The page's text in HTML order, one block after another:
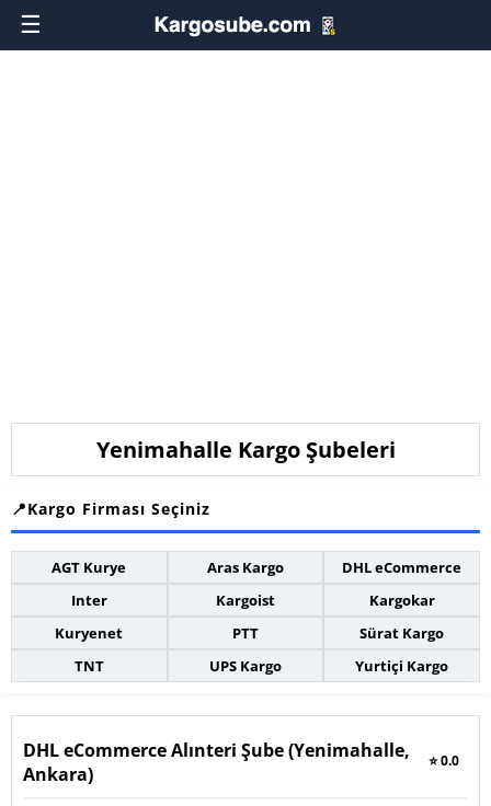
☰
Yenimahalle Kargo Şubeleri
Kargo Firması Seçiniz
AGT Kurye Aras Kargo
DHL eCommerce
Inter
Kargoist
Kargokar
Kuryenet
PTT
Sürat Kargo
TNT
UPS Kargo Yurtiçi Kargo
DHL eCommerce Alınteri Şube (Yenimahalle,
Ankara)
⭐ 0.0